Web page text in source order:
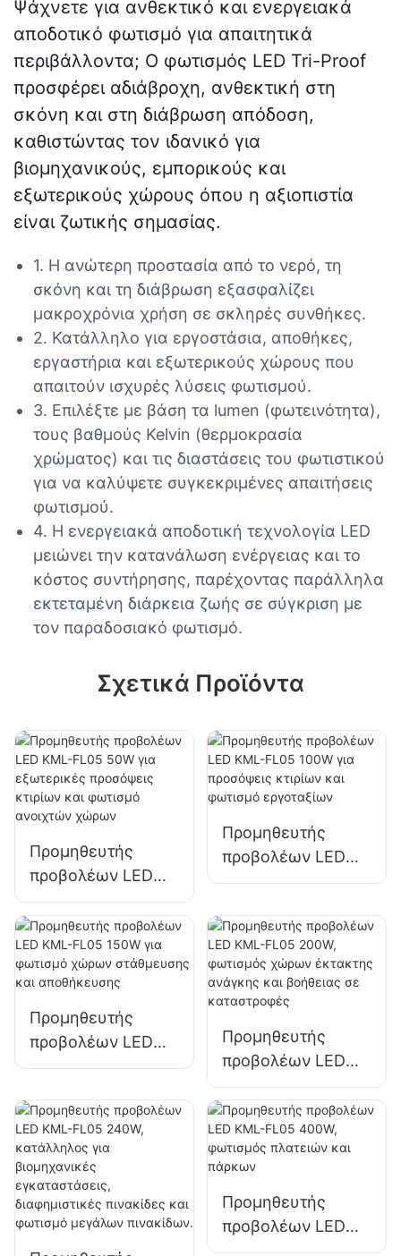
Ψάχνετε για ανθεκτικό και ενεργειακά
αποδοτικό φωτισμό για απαιτητικά
περιβάλλοντα; Ο φωτισμός LED Tri-Proof
προσφέρει αδιάβροχη, ανθεκτική στη
σκόνη και στη διάβρωση απόδοση,
καθιστώντας τον ιδανικό για
βιομηχανικούς, εμπορικούς και
εξωτερικούς χώρους όπου η αξιοπιστία
είναι ζωτικής σημασίας.
1. Η ανώτερη προστασία από το νερό, τη
σκόνη και τη διάβρωση εξασφαλίζει
μακροχρόνια χρήση σε σκληρές συνθήκες.
2. Κατάλληλο για εργοστάσια, αποθήκες,
εργαστήρια και εξωτερικούς χώρους που
απαιτούν ισχυρές λύσεις φωτισμού.
3. Επιλέξτε με βάση τα lumen (φωτεινότητα),
τους βαθμούς Kelvin (θερμοκρασία
χρώματος) και τις διαστάσεις του φωτιστικού
για να καλύψετε συγκεκριμένες απαιτήσεις
φωτισμού.
4. Η ενεργειακά αποδοτική τεχνολογία LED
μειώνει την κατανάλωση ενέργειας και το
κόστος συντήρησης, παρέχοντας παράλληλα
εκτεταμένη διάρκεια ζωής σε σύγκριση με
τον παραδοσιακό φωτισμό.
Σχετικά Προϊόντα
Προμηθευτής
προβολέων LED
KML-FL05 50W για
εξωτερικές
προσόψεις κτιρίων
και φωτισμό
Προμηθευτής
προβολέων LED
KML-FL05 100W
κτιρίων και
φωτισμό
εργοταξίων
Προμηθευτής
προβολέων LED
KML-FL05 150W
χώρων
στάθμευσης και
αποθήκευσης
Προμηθευτής
προβολέων LED
KML-FL05 200W,
φωτισμός χώρων
έκτακτης ανάγκης
και βοήθειας σε
Προμηθευτής
προβολέων LED
KML-FL05 400W,